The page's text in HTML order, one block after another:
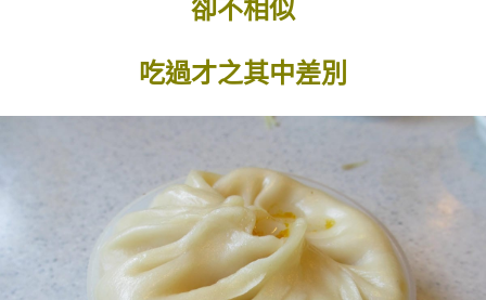
卻不相似
吃過才之其中差別